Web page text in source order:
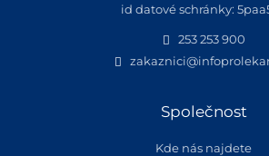
id datové schránky:
253 253 900
Společnost
Kde nás najdete